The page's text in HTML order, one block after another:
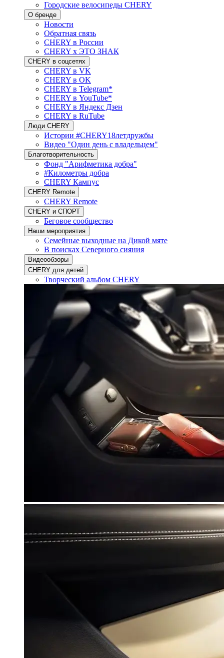
Городские велосипеды CHERY
О бренде
Новости
Обратная связь
CHERY в России
CHERY x ЭТО ЗНАК
CHERY в соцсетях
CHERY в VK
CHERY в OK
CHERY в Telegram*
CHERY в YouTube*
CHERY в Яндекс Дзен
CHERY в RuTube
Люди CHERY
Истории #CHERY18летдружбы
Видео "Один день с владельцем"
Благотворительность
Фонд "Арифметика добра"
#Километры добра
CHERY Кампус
CHERY Remote
CHERY Remote
CHERY и СПОРТ
Беговое сообщество
Наши мероприятия
Семейные выходные на Дикой мяте
В поисках Северного сияния
Видеообзоры
CHERY для детей
Творческий альбом CHERY